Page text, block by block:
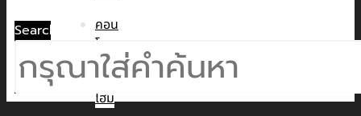
คอน
โด
ทาวน์
โฮม
Search